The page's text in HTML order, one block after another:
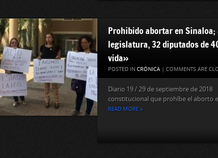
Prohibido abortar en Sinaloa;
legislatura, 32 diputados de
vida»
POSTED IN CRÓNICA | COMMENTS ARE
Diario 19 / 29 de septiembre de
constitucional que prohíbe el aborto
READ MORE »